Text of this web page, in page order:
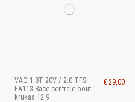
VAG 1.8T 20V / 2.0 TFSI
EA113 Race centrale bout
krukas 12.9
€ 29,00